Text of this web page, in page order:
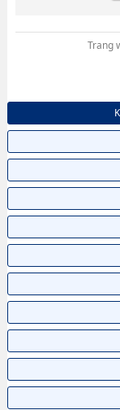
ngắn hạn, trường
Trang